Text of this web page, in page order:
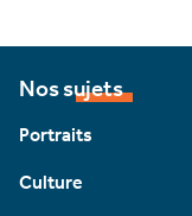
Nos sujets
Portraits
Culture